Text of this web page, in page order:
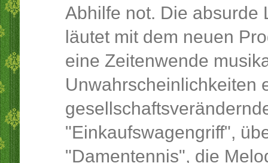
Abhilfe not. Die absurde
läutet mit dem neuen
eine Zeitenwende
Unwahrscheinlichkeiten
"Einkaufswagengriff",
"Damentennis", die